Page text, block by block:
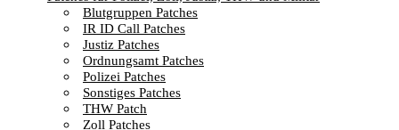
Blutgruppen Patches
IR ID Call Patches
Justiz Patches
Ordnungsamt Patches
Polizei Patches
Sonstiges Patches
THW Patch
Zoll Patches